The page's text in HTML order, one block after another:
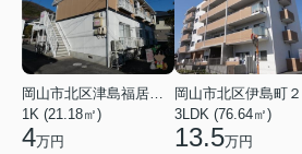
岡山市北区津島福居１丁目
1K (21.18㎡)
4万円
3LDK (76.64㎡)
13.5万円